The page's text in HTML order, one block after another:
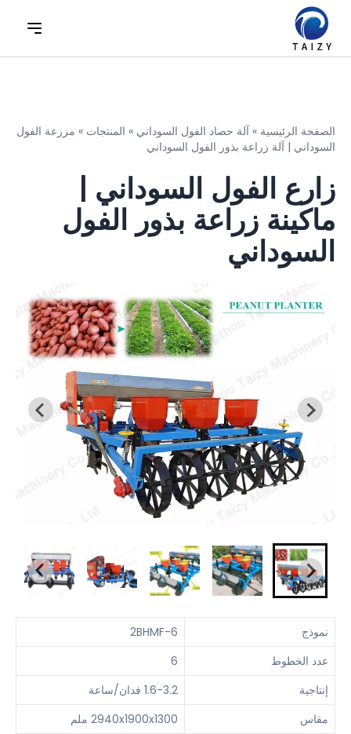
الصفحة الرئيسية » آلة حصاد الفول السوداني » المنتجات » مزرعة الفول
السوداني | آلة زراعة بذور الفول السوداني
زارع الفول السوداني |
ماكينة زراعة بذور الفول
السوداني
نموذج
2BHMF-6
عدد الخطوط
6
إنتاجية
1.6-3.2 فدان/ساعة
مقاس
2940x1900x1300 ملم